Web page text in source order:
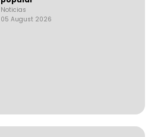
Noticias
05 August 2026